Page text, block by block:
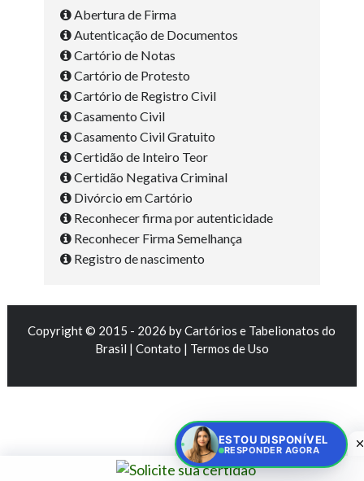
Abertura de Firma
Autenticação de Documentos
Cartório de Notas
Cartório de Protesto
Cartório de Registro Civil
Casamento Civil
Casamento Civil Gratuito
Certidão de Inteiro Teor
Certidão Negativa Criminal
Divórcio em Cartório
Reconhecer firma por autenticidade
Reconhecer Firma Semelhança
Registro de nascimento
Copyright © 2015 - 2026 byCartórios e Tabelionatos do
Brasil | Contato | Termos de Uso
ESTOU DISPONÍVEL
RESPONDER AGORA